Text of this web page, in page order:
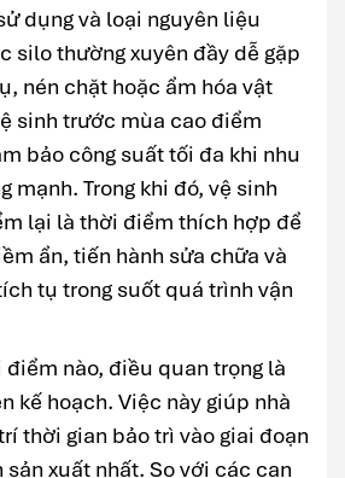
dụng và loại nguyên liệu
silo thường xuyên đầy dễ gặp
nén chặt hoặc ẩm hóa vật
sinh trước mùa cao điểm
bảo công suất tối đa khi nhu
mạnh. Trong khi đó, vệ sinh
lại là thời điểm thích hợp để
ẩn, tiến hành sửa chữa và
tụ trong suốt quá trình vận
nào, điều quan trọng là
kế hoạch. Việc này giúp nhà
thời gian bảo trì vào giai đoạn
sản xuất nhất. So với các can